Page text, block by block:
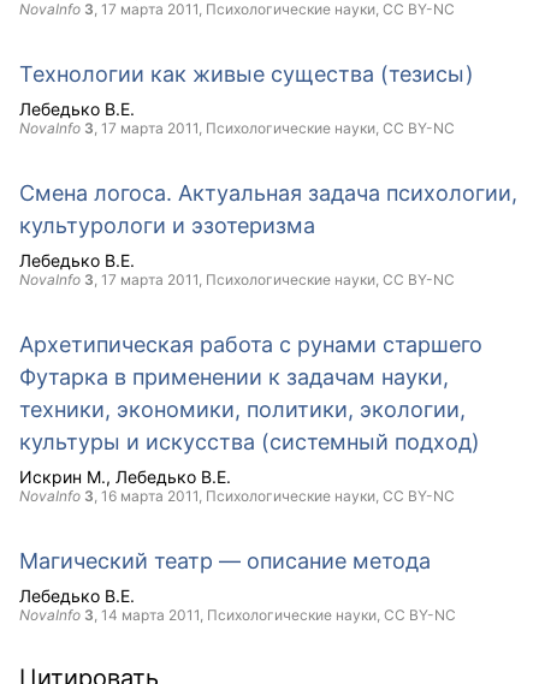
NovaInfo 3, 17 марта 2011, Психологические науки, CC BY-NC
Технологии как живые существа (тезисы)
Лебедько В.Е.
NovaInfo 3, 17 марта 2011, Психологические науки, CC BY-NC
Смена логоса. Актуальная задача психологии,
культурологи и эзотеризма
Лебедько В.Е.
NovaInfo 3, 17 марта 2011, Психологические науки, CC BY-NC
Архетипическая работа с рунами старшего
Футарка в применении к задачам науки,
техники, экономики, политики, экологии,
культуры и искусства (системный подход)
Искрин М. Лебедько В.Е.
NovaInfo 3, 16 марта 2011, Психологические науки, CC BY-NC
Магический театр — описание метода
Лебедько В.Е.
NovaInfo 3, 14 марта 2011, Психологические науки, CC BY-NC
Цитировать